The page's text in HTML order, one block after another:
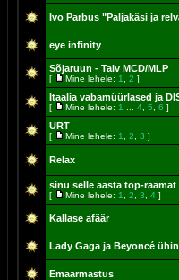
Ivo Parbus "Paljakäsi ja
eye infinity
Sõjaruun - Talv MCD/MLP
[ Mine lehele: 1 2 ]
Itaalia vabamüürlased ja
[ Mine lehele: 1 4 5 6 ]
URT
[ Mine lehele: 1 2 3 ]
Relax
sinu selle aasta top-raamat
[ Mine lehele: 1 2 3 4 ]
Kallase afäär
Lady Gaga ja Beyoncé
Emaarmastus